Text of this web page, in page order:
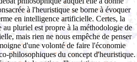
à l'heuristique se borne à évoquer
en intelligence artificielle. Certes, la
au pluriel est propre à la méthodologie de
mais rien ne nous empêche de penser
d'une volonté de faire l'économie
philosophiques du concept d'heuristique.